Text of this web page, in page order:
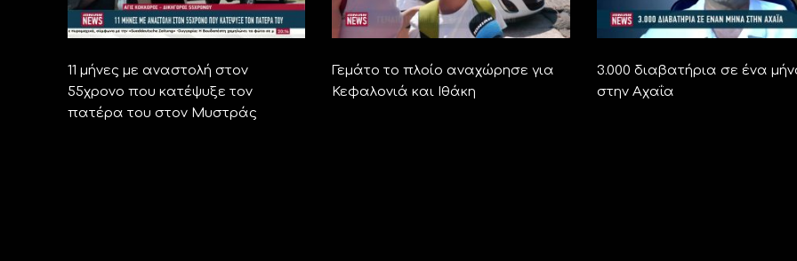
11 μήνες με αναστολή στον
55χρονο που κατέψυξε τον
πατέρα του στον Μυστράς
Γεμάτο το πλοίο αναχώρησε για
Κεφαλονιά και Ιθάκη
3.000 διαβατήρια σε ένα
στην Αχαΐα